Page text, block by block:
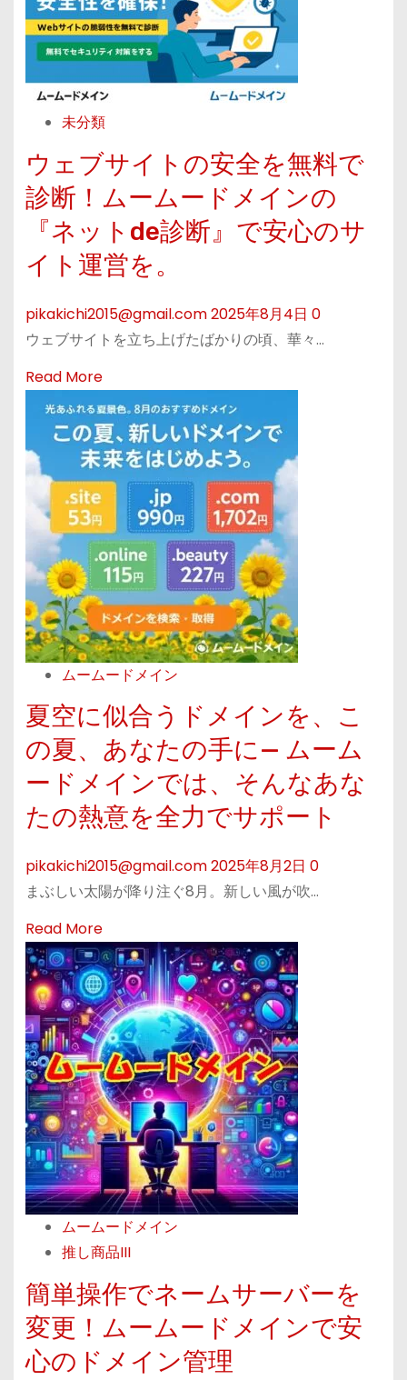
オ
フ
ィ
ス
を
—
—
ム
ー
ム
ド
メ
イ
の
姉
妹
サ
ー
ビ
ス
5
%
O
F
F
ム
ー
ム
ー
ド
イ
ン
か
始
め
る
G
o
o
g
l
e
W
o
r
k
s
p
a
c
e
｜
自
ド
メ
イ
ン
メ
ー
ル
で
業
務
効
率
化
m
o
r
e
a
o
u
【
ム
ム
ー
ド
イ
ン
×
G
M
O
コ
マ
ー
ス
】
S
N
S
販
促
で
売
上
P
！
I
T
導
入
補
助
金
活
用
無
料
個
別
相
談
会
未分類
ウェブサイトの安全を無料で
診断！ムームードメインの
『ネットde診断』で安心のサ
イト運営を。
pikakichi2015@gmail.com2025年8月4日 0
ウェブサイトを立ち上げたばかりの頃、華々…
Read MoreR
e
a
d
m
o
r
e
a
b
o
u
t
ウ
ェ
ブ
サ
イ
ト
の
安
を
無
料
で
診
断
！
ム
ー
ム
ー
ド
メ
ン
の
『
ネ
ムームードメイン
夏空に似合うドメインを、こ
の夏、あなたの手に— ムーム
ードメインでは、そんなあな
たの熱意を全力でサポート
pikakichi2015@gmail.com2025年8月2日 0
まぶしい太陽が降り注ぐ8月。新しい風が吹…
Read MoreR
e
a
d
m
o
r
e
a
b
o
u
t
夏
空
に
似
合
ムームードメイン
推し商品III
簡単操作でネームサーバーを
変更！ムームードメインで安
心のドメイン管理